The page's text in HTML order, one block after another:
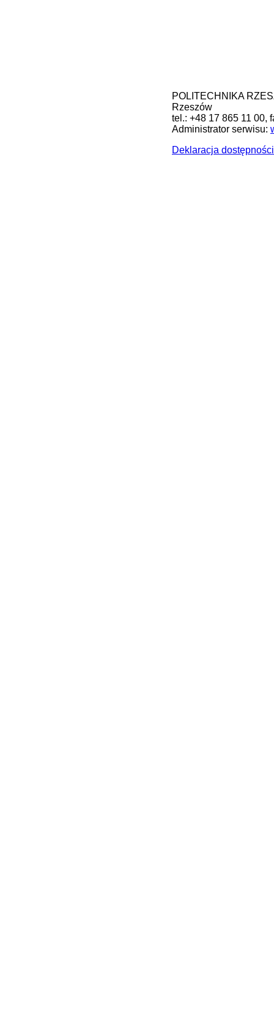
POLITECHNIKA
Rzeszów
tel.: +48 17 865 11 00,
Administrator serwisu:
Deklaracja dostępności